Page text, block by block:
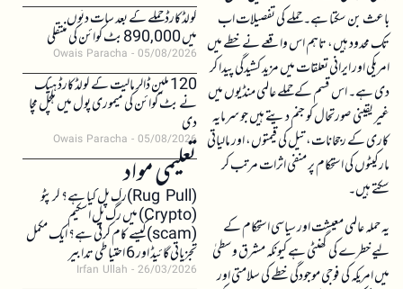
باعث بن سکتا ہے۔ حملے کی تفصیلات اب
تک محدود ہیں، تاہم اس واقعے نے خطے میں
امریکی اور ایرانی تعلقات میں مزید کشیدگی پیدا کر
دی ہے۔ اس قسم کے حملے عالمی منڈیوں میں
غیر یقینی صورتحال کو جنم دیتے ہیں جو سرمایہ
کاری کے رجحانات، تیل کی قیمتوں، اور مالیاتی
مارکیٹوں کی استحکام پر منفی اثرات مرتب کر
سکتے ہیں۔
یہ حملہ عالمی معیشت اور سیاسی استحکام کے
لیے خطرے کی گھنٹی ہے کیونکہ مشرق وسطیٰ
میں امریکہ کی فوجی موجودگی خطے کی سلامتی اور
کولڈکارڈ حملے کے بعد سات دنوں
میں 890,000 بٹ کوائن کی منتقلی
Owais Paracha 05/08/2026
120 ملین ڈالر مالیت کے کولڈکارڈ ہیک
نے بٹ کوائن کی میموری پول میں ہلچل مچا
دی
Owais Paracha 05/08/2026
تعلیمی مواد(Rug Pull)رگ پل کیا ہے؟ کرپٹو
(Crypto) میں رگ پل اسکیم
(scam)کیسے کام کرتی ہے؟ ایک مکمل
تجزیاتی گائیڈ اور 6 احتیاطی تدابیر
Irfan Ullah 26/03/2026